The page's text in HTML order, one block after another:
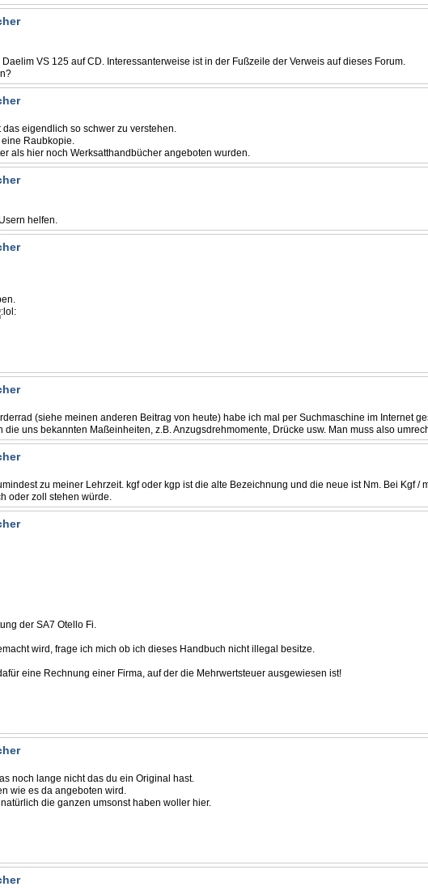
VS 125 auf CD. Interessanterweise ist in der Fußzeile der Verweis auf dieses Forum.
eigendlich so schwer zu verstehen.
Raubkopie.
als hier noch Werksatthandbücher angeboten wurden.
helfen.
(siehe meinen anderen Beitrag von heute) habe ich mal per Suchmaschine im Internet
uns bekannten Maßeinheiten, z.B. Anzugsdrehmomente, Drücke usw. Man muss also
zu meiner Lehrzeit. kgf oder kgp ist die alte Bezeichnung und die neue ist Nm. Bei Kgf /
oder zoll stehen würde.
der SA7 Otello Fi.
wird, frage ich mich ob ich dieses Handbuch nicht illegal besitze.
eine Rechnung einer Firma, auf der die Mehrwertsteuer ausgewiesen ist!
noch lange nicht das du ein Original hast.
wie es da angeboten wird.
die ganzen umsonst haben woller hier.